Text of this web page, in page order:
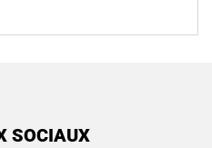
SOCIAUX